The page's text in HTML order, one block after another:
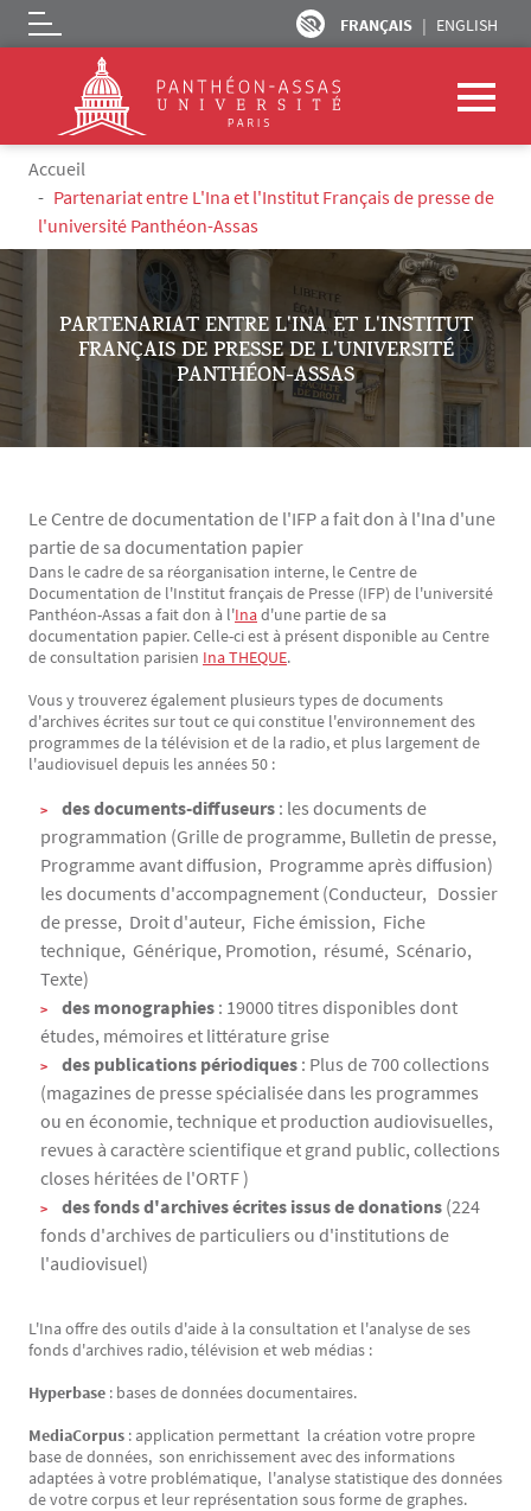
Aller au contenu principal
FRANÇAIS ENGLISH
Logo
Fil d'Ariane
Accueil
Partenariat entre L'Ina et l'Institut Français de presse de
l'université Panthéon-Assas
PARTENARIAT ENTRE L'INA ET L'INSTITUT
FRANÇAIS DE PRESSE DE L'UNIVERSITÉ
PANTHÉON-ASSAS
Le Centre de documentation de l'IFP a fait don à l'Ina d'une
partie de sa documentation papier
Texte
Dans le cadre de sa réorganisation interne, le Centre de
Documentation de l'Institut français de Presse (IFP) de l'université
Panthéon-Assas a fait don à l'Inad'une partie de sa
documentation papier. Celle-ci est à présent disponible au Centre
de consultation parisien Ina THEQUE.
Vous y trouverez également plusieurs types de documents
d'archives écrites sur tout ce qui constitue l'environnement des
programmes de la télévision et de la radio, et plus largement de
l'audiovisuel depuis les années 50 :
des documents-diffuseurs : les documents de
programmation (Grille de programme, Bulletin de presse,
Programme avant diffusion, Programme après diffusion)
les documents d'accompagnement (Conducteur, Dossier
de presse, Droit d'auteur, Fiche émission, Fiche
technique, Générique, Promotion, résumé, Scénario,
Texte)
des monographies : 19000 titres disponibles dont
études, mémoires et littérature grise
des publications périodiques : Plus de 700 collections
(magazines de presse spécialisée dans les programmes
ou en économie, technique et production audiovisuelles,
revues à caractère scientifique et grand public, collections
closes héritées de l'ORTF )
des fonds d'archives écrites issus de donations (224
fonds d'archives de particuliers ou d'institutions de
l'audiovisuel)
L'Ina offre des outils d'aide à la consultation et l'analyse de ses
fonds d'archives radio, télévision et web médias :
Hyperbase : bases de données documentaires.
MediaCorpus : application permettant la création votre propre
base de données, son enrichissement avec des informations
adaptées à votre problématique, l'analyse statistique des données
de votre corpus et leur représentation sous forme de graphes.